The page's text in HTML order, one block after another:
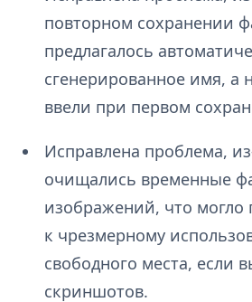
повторном сохранении
предлагалось
сгенерированное имя, а
ввели при первом
Исправлена проблема,
очищались временные
изображений, что могло
к чрезмерному
свободного места, если
скриншотов.